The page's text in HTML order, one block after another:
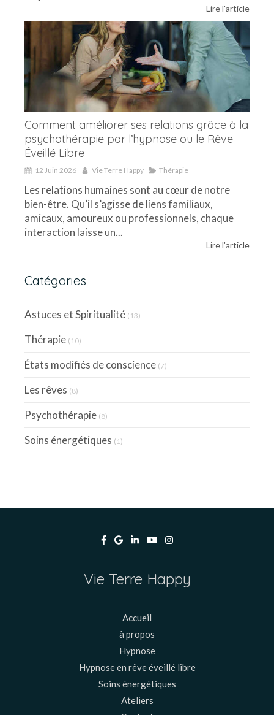
Lire l'article
Comment améliorer ses relations grâce à la
psychothérapie par l’hypnose ou le Rêve
Éveillé Libre
12 Juin 2026 Vie Terre Happy Thérapie
Les relations humaines sont au cœur de notre
bien-être. Qu’il s’agisse de liens familiaux,
amicaux, amoureux ou professionnels, chaque
interaction laisse un...
Lire l'article
Catégories
Astuces et Spiritualité (13)
Thérapie (10)
États modifiés de conscience (7)
Les rêves (8)
Psychothérapie (8)
Soins énergétiques (1)
Vie Terre Happy
Accueil
à propos
Hypnose
Hypnose en rêve éveillé libre
Soins énergétiques
Ateliers